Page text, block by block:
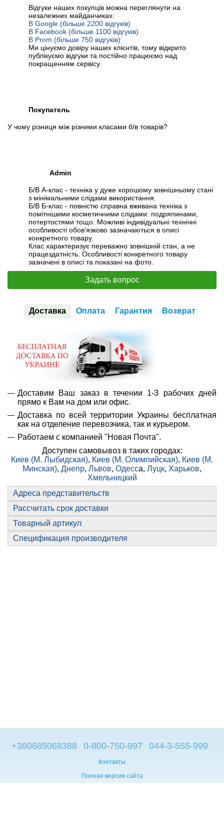
Відгуки наших покупців можна переглянути на
незалежних майданчиках:
В Google (більше 2200 відгуків)
В Facebook (більше 1100 відгуків)
В Prom (більше 750 відгуків)
Ми цінуємо довіру наших клієнтів, тому відкрито
публікуємо відгуки та постійно працюємо над
покращенням сервісу.
Покупатель
У чому різниця між різними класами б/в товарів?
Admin
Б/В А-клас - техніка у дуже хорошому зовнішньому стані
з мінімальними слідами використання.
Б/В Б-клас - повністю справна вживана техніка з
помітнішими косметичними слідами: подряпинами,
потертостями тощо. Можливі індивідуальні технічні
особливості обов’язково зазначаються в описі
конкретного товару.
Клас характеризує переважно зовнішній стан, а не
працездатність. Особливості конкретного товару
зазначені в описі та показані на фото.
Задать вопрос
Доставка Оплата Гарантия Возврат
Доставим Ваш заказ в течении 1-3 рабочих дней
прямо к Вам на дом или офис.
Доставка по всей территории Украины бесплатная
как на отделение перевозчика, так и курьером.
Работаем с компанией "Новая Почта".
Доступен самовывоз в таких городах:
Киев (М. Лыбидская), Киев (М. Олимпийская), Киев (М.
Минская), Днепр, Львов, Одесса, Луцк, Харьков,
Хмельницкий
Адреса представительств
Рассчитать срок доставки
Товарный артикул
Спецификация производителя
+380685068388 0-800-750-997 044-3-555-999
Контакты
Полная версия сайта